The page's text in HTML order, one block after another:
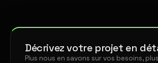
Décrivez votre projet en
Plus nous en savons sur vos besoins,